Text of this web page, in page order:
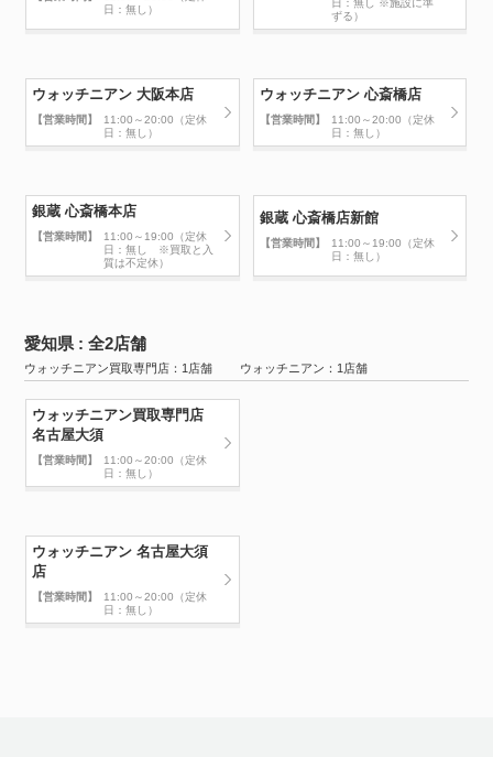
日：無し）
日：無し ※施設に準
ずる）
ウォッチニアン 大阪本店
【営業時間】
11:00～20:00（定休
日：無し）
ウォッチニアン 心斎橋店
【営業時間】
11:00～20:00（定休
日：無し）
銀蔵 心斎橋本店
【営業時間】
11:00～19:00（定休
日：無し ※買取と入
質は不定休）
銀蔵 心斎橋店新館
【営業時間】
11:00～19:00（定休
日：無し）
愛知県 : 全2店舗
ウォッチニアン買取専門店：1店舗 ウォッチニアン：1店舗
ウォッチニアン買取専門店
名古屋大須
【営業時間】
11:00～20:00（定休
日：無し）
ウォッチニアン 名古屋大須
店
【営業時間】
11:00～20:00（定休
日：無し）